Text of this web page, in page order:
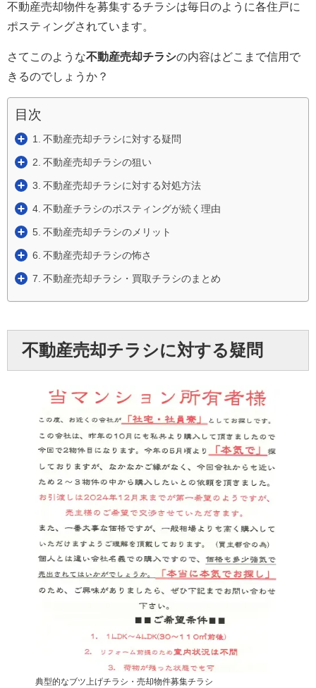
不動産売却物件を募集するチラシは毎日のように各住戸に
ポスティングされています。
さてこのような不動産売却チラシの内容はどこまで信用で
きるのでしょうか？
目次
不動産売却チラシに対する疑問
不動産売却チラシの狙い
不動産売却チラシに対する対処方法
不動産チラシのポスティングが続く理由
不動産売却チラシのメリット
不動産売却チラシの怖さ
不動産売却チラシ・買取チラシのまとめ
不動産売却チラシに対する疑問
典型的なブツ上げチラシ・売却物件募集チラシ